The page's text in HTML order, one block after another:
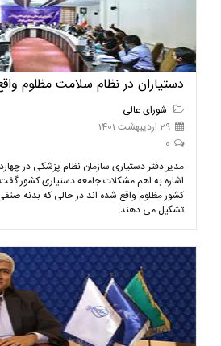
دستیاران در نظام سلامت مظلوم
شورای عالی
29 اردیبهشت 1401
0
مدیر دفتر دستیاری سازمان نظام پزشکی در
اشاره به اهم مشکلات جامعه دستیاری کشور
کشور مظلوم واقع شده اند در حالی که بدنه
تشکیل می دهند.